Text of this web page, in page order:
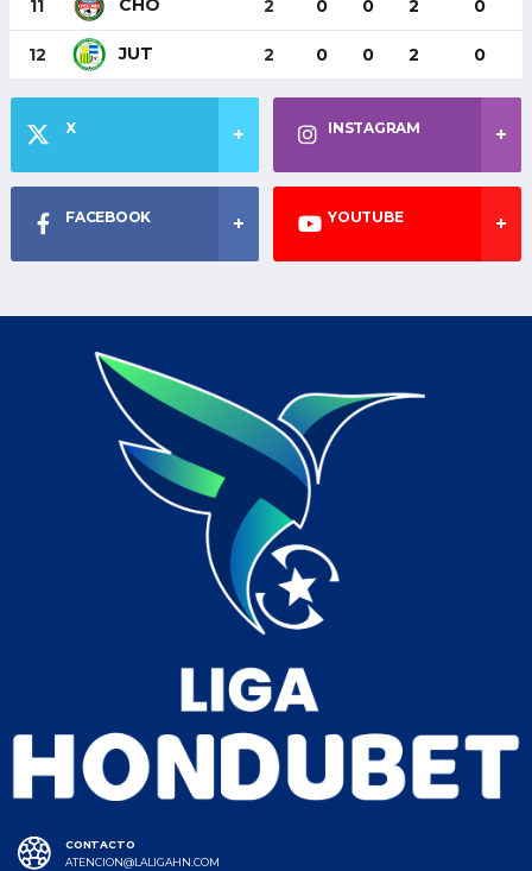
11 2 0 0 2 0
12 JUT 2 0 0 2 0
X INSTAGRAM
FACEBOOK YOUTUBE
CONTACTO
ATENCION@LALIGAHN.COM